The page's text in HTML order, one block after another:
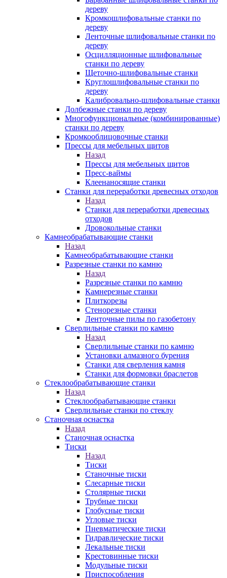
дереву
Кромкошлифовальные станки по
дереву
Ленточные шлифовальные станки по
дереву
Осцилляционные шлифовальные
станки по дереву
Щеточно-шлифовальные станки
Круглошлифовальные станки по
дереву
Калибровально-шлифовальные станки
Долбежные станки по дереву
Многофункциональные (комбинированные)
станки по дереву
Кромкооблицовочные станки
Прессы для мебельных щитов
Назад
Прессы для мебельных щитов
Пресс-ваймы
Клеенаносящие станки
Станки для переработки древесных отходов
Назад
Станки для переработки древесных
отходов
Дровокольные станки
Камнеобрабатывающие станки
Назад
Камнеобрабатывающие станки
Разрезные станки по камню
Назад
Разрезные станки по камню
Камнерезные станки
Плиткорезы
Стенорезные станки
Ленточные пилы по газобетону
Сверлильные станки по камню
Назад
Сверлильные станки по камню
Установки алмазного бурения
Станки для сверления камня
Станки для формовки браслетов
Стеклообрабатывающие станки
Назад
Стеклообрабатывающие станки
Сверлильные станки по стеклу
Станочная оснастка
Назад
Станочная оснастка
Тиски
Назад
Тиски
Станочные тиски
Слесарные тиски
Столярные тиски
Трубные тиски
Глобусные тиски
Угловые тиски
Пневматические тиски
Гидравлические тиски
Лекальные тиски
Крестовинные тиски
Модульные тиски
Приспособления